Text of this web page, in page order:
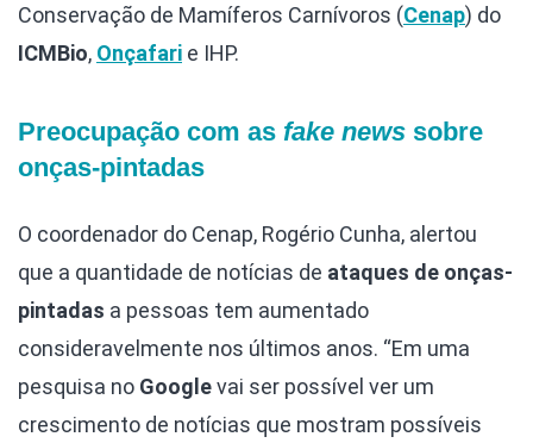
Conservação de Mamíferos Carnívoros (Cenap) do
ICMBio, Onçafari e IHP.
Preocupação com as fake news sobre
onças-pintadas
O coordenador do Cenap, Rogério Cunha, alertou
que a quantidade de notícias de ataques de onças-
pintadas a pessoas tem aumentado
consideravelmente nos últimos anos. “Em uma
pesquisa no Googlevai ser possível ver um
crescimento de notícias que mostram possíveis